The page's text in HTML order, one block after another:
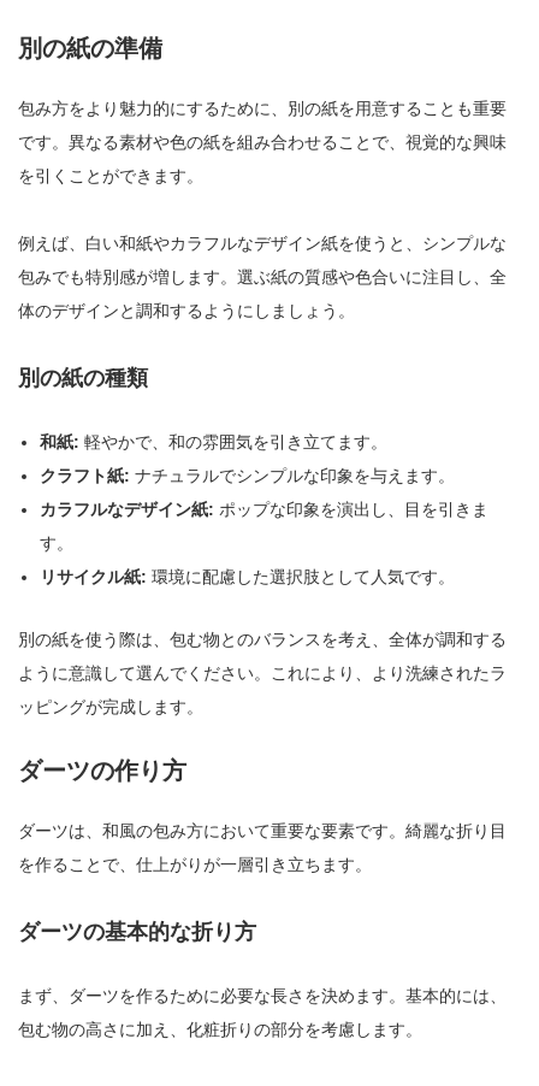
別の紙の準備
包み方をより魅力的にするために、別の紙を用意することも重要
です。異なる素材や色の紙を組み合わせることで、視覚的な興味
を引くことができます。
例えば、白い和紙やカラフルなデザイン紙を使うと、シンプルな
包みでも特別感が増します。選ぶ紙の質感や色合いに注目し、全
体のデザインと調和するようにしましょう。
別の紙の種類
和紙: 軽やかで、和の雰囲気を引き立てます。
クラフト紙: ナチュラルでシンプルな印象を与えます。
カラフルなデザイン紙: ポップな印象を演出し、目を引きま
す。
リサイクル紙: 環境に配慮した選択肢として人気です。
別の紙を使う際は、包む物とのバランスを考え、全体が調和する
ように意識して選んでください。これにより、より洗練されたラ
ッピングが完成します。
ダーツの作り方
ダーツは、和風の包み方において重要な要素です。綺麗な折り目
を作ることで、仕上がりが一層引き立ちます。
ダーツの基本的な折り方
まず、ダーツを作るために必要な長さを決めます。基本的には、
包む物の高さに加え、化粧折りの部分を考慮します。